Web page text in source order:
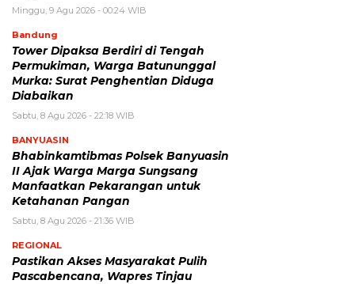
Minggu, 9 Agu 2026 - 00:24 WIB
Bandung
Tower Dipaksa Berdiri di Tengah
Permukiman, Warga Batununggal
Murka: Surat Penghentian Diduga
Diabaikan
Sabtu, 8 Agu 2026 - 22:18 WIB
BANYUASIN
Bhabinkamtibmas Polsek Banyuasin
II Ajak Warga Marga Sungsang
Manfaatkan Pekarangan untuk
Ketahanan Pangan
Sabtu, 8 Agu 2026 - 21:36 WIB
REGIONAL
Pastikan Akses Masyarakat Pulih
Pascabencana, Wapres Tinjau